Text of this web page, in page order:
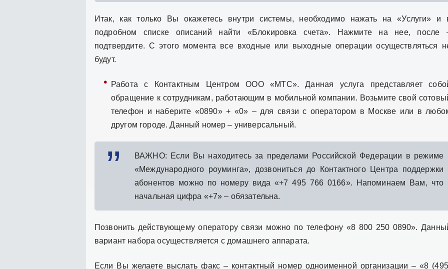
Итак, как только Вы окажетесь внутри системы, необходимо нажать на «Услуги» и
подробном списке описаний найти «Блокировка счета». Нажмите на нее, после
подтвердите. С этого момента все входные или выходные операции осуществляться
будут.
Работа с Контактным Центром ООО «МТС». Данная услуга представляет
обращение к сотрудникам, работающим в мобильной компании. Возьмите свой
телефон и наберите «0890» + «0» – для связи с оператором в Москве или в
другом городе. Данный номер – универсальный.
ВАЖНО: Если Вы находитесь за пределами Российской Федерации в режиме
«Международного роуминга», дозвониться до Контактного Центра поддержки
абонентов можно по номеру вида «+7 495 766 0166». Напоминаем Вам, что
начальная цифра «+7» – обязательна.
Позвонить действующему оператору связи можно по телефону «8 800 250 0890».
вариант набора осуществляется с домашнего аппарата.
Если Вы желаете выслать факс – контактный номер одноименной организации – «8